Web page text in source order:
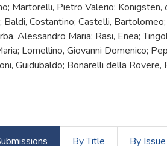
Martorelli, Pietro Valerio; Konigsten,
Costantino; Castelli,
Alessandro Maria; Rasi, Enea;
Lomellino, Giovanni Domenico;
Guidubaldo; Bonarelli della
By Title By